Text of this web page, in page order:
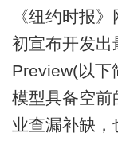
《纽约时报
初宣布开发
Preview(以下
模型具备空前
业查漏补缺，